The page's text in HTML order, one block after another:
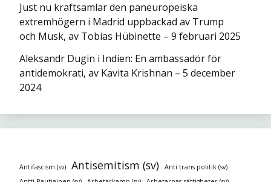
Just nu kraftsamlar den paneuropeiska
extremhögern i Madrid uppbackad av Trump
och Musk, av Tobias Hübinette – 9 februari 2025
Aleksandr Dugin i Indien: En ambassadör för
antidemokrati, av Kavita Krishnan – 5 december
2024
Antifascism (sv) Antisemitism (sv)
Anti trans politik (sv)